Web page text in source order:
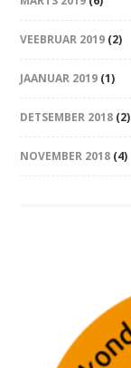
VEEBRUAR 2019 (2)
JAANUAR 2019 (1)
DETSEMBER 2018 (2)
NOVEMBER 2018 (4)